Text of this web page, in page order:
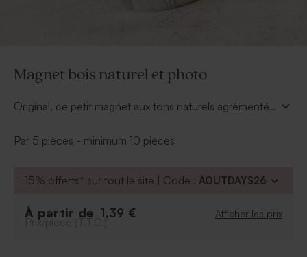
Magnet bois naturel et photo
Original, ce petit magnet aux tons naturels agrémenté
remerciements ! Ajoutez ce magnet bois naturel et
Par 5 pièces - minimum 10 pièces
15% offerts* sur tout le site | Code : AOUTDAYS26
À partir de 1,39 € Afficher les prix
Prix/pièce (T.T.C.)